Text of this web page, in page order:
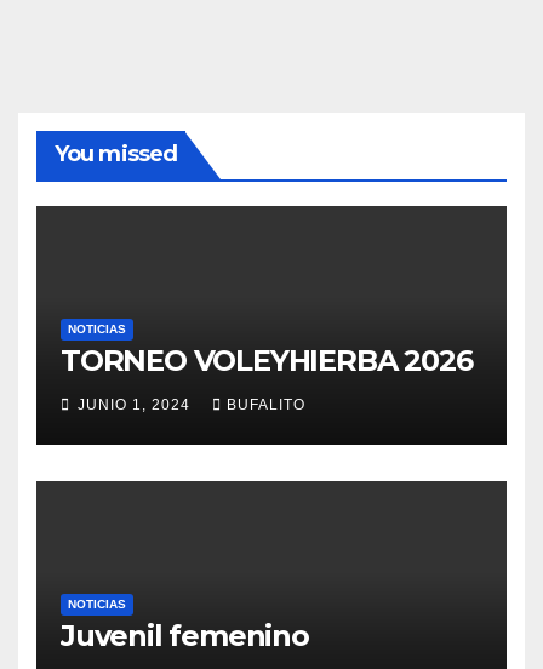
You missed
NOTICIAS
TORNEO VOLEYHIERBA 2026
JUNIO 1, 2024 BUFALITO
NOTICIAS
Juvenil femenino